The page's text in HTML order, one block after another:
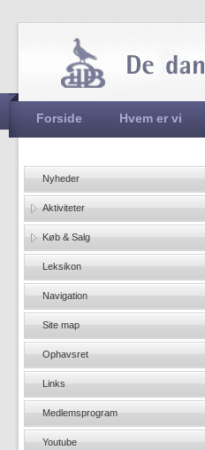
Hovedmenu
Forside Hvem er vi
Nyheder
Aktiviteter
Køb & Salg
Leksikon
Navigation
Site map
Ophavsret
Links
Medlemsprogram
Youtube